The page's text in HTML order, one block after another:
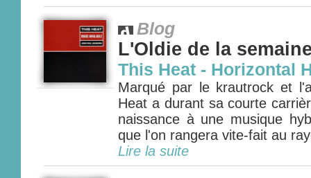
Blog
L'Oldie de la
This Heat - Horizontal
Marqué par le krautrock et
Heat a durant sa courte
naissance à une musique
que l'on rangera vite-fait au
Lire la suite